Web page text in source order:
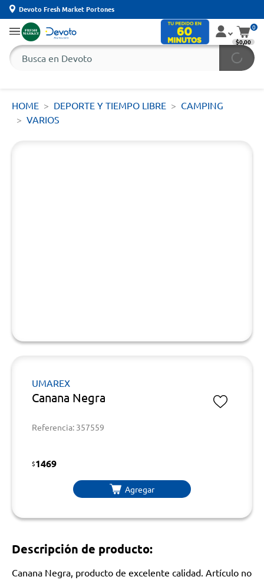
Devoto Fresh Market Portones
0
$0,00
HOME DEPORTE Y TIEMPO LIBRE
CAMPING
VARIOS
UMAREX
Canana Negra
Referencia: 357559
$1469
Agregar
Descripción de producto:
Canana Negra, producto de excelente calidad. Artículo no